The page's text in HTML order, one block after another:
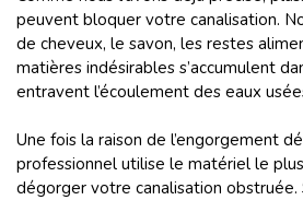
peuvent bloquer votre canalisation.
de cheveux, le savon, les restes
matières indésirables s’accumulent
entravent l’écoulement des eaux
Une fois la raison de l’engorgement
professionnel utilise le matériel le
dégorger votre canalisation